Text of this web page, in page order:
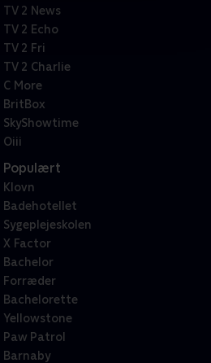
TV 2 News
TV 2 Echo
TV 2 Fri
TV 2 Charlie
C More
BritBox
SkyShowtime
Oiii
Populært
Klovn
Badehotellet
Sygeplejeskolen
X Factor
Bachelor
Forræder
Bachelorette
Yellowstone
Paw Patrol
Barnaby